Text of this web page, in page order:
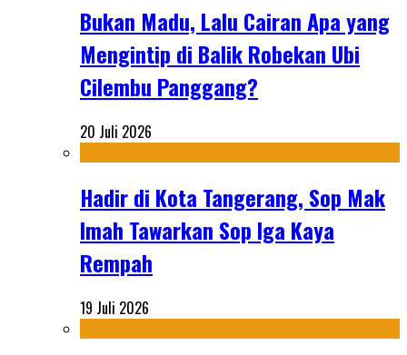
Bukan Madu, Lalu Cairan Apa yang
Mengintip di Balik Robekan Ubi
Cilembu Panggang?
20 Juli 2026
Hadir di Kota Tangerang, Sop Mak
Imah Tawarkan Sop Iga Kaya
Rempah
19 Juli 2026